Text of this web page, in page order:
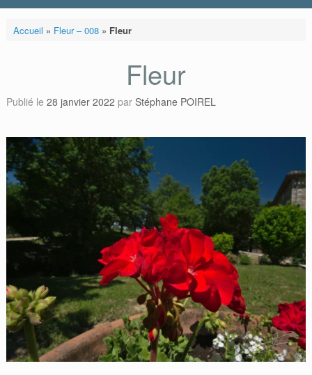
Accueil » Fleur – 008» Fleur
Fleur
Publié le 28 janvier 2022 par Stéphane POIREL